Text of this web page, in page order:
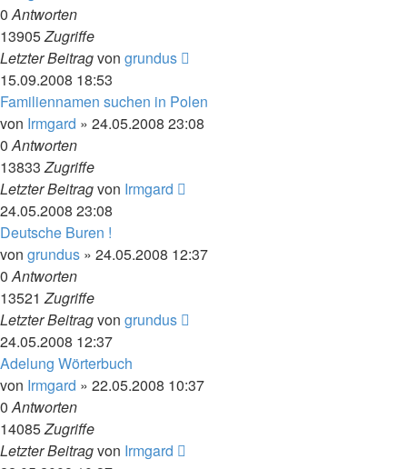
0Antworten
13905Zugriffe
Letzter Beitragvon grundus
15.09.2008 18:53
Familiennamen suchen in Polen
von Irmgard » 24.05.2008 23:08
0Antworten
13833Zugriffe
Letzter Beitragvon Irmgard
24.05.2008 23:08
Deutsche Buren !
von grundus » 24.05.2008 12:37
0Antworten
13521Zugriffe
Letzter Beitragvon grundus
24.05.2008 12:37
Adelung Wörterbuch
von Irmgard » 22.05.2008 10:37
0Antworten
14085Zugriffe
Letzter Beitragvon Irmgard